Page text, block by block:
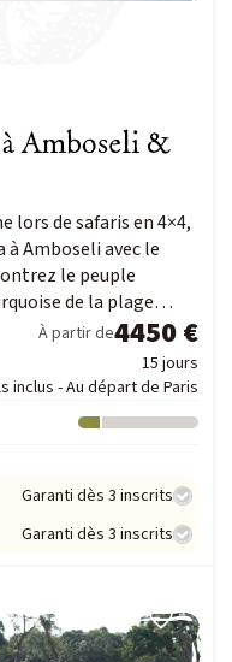
du Monde
& Nature
l'eau
à Amboseli &
lors de safaris en 4×4,
à Amboseli avec le
le peuple
de la plage…
À partir de4450 €
15 jours
inclus - Au départ de Paris
Garanti dès 3 inscrits
Garanti dès 3 inscrits